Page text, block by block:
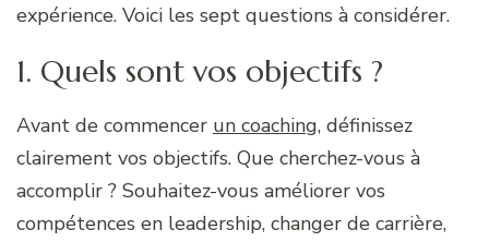
expérience. Voici les sept questions à considérer.
1. Quels sont vos objectifs ?
Avant de commencer un coaching, définissez
clairement vos objectifs. Que cherchez-vous à
accomplir ? Souhaitez-vous améliorer vos
compétences en leadership, changer de carrière,